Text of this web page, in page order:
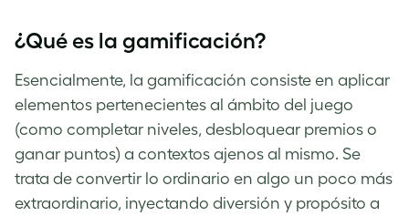
¿Qué es la gamificación?
Esencialmente, la gamificación consiste en aplicar
elementos pertenecientes al ámbito del juego
(como completar niveles, desbloquear premios o
ganar puntos) a contextos ajenos al mismo. Se
trata de convertir lo ordinario en algo un poco más
extraordinario, inyectando diversión y propósito a